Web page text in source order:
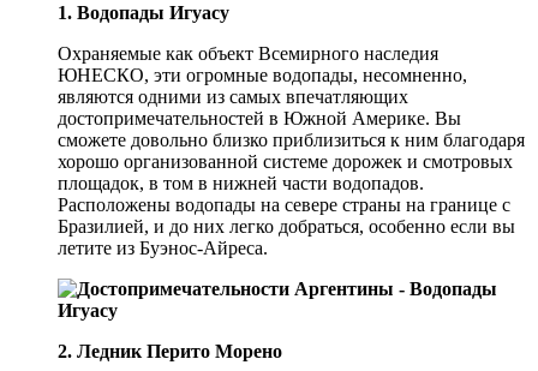
1. Водопады Игуасу
Охраняемые как объект Всемирного наследия
ЮНЕСКО, эти огромные водопады, несомненно,
являются одними из самых впечатляющих
достопримечательностей в Южной Америке. Вы
сможете довольно близко приблизиться к ним благодаря
хорошо организованной системе дорожек и смотровых
площадок, в том в нижней части водопадов.
Расположены водопады на севере страны на границе с
Бразилией, и до них легко добраться, особенно если вы
летите из Буэнос-Айреса.
2. Ледник Перито Морено